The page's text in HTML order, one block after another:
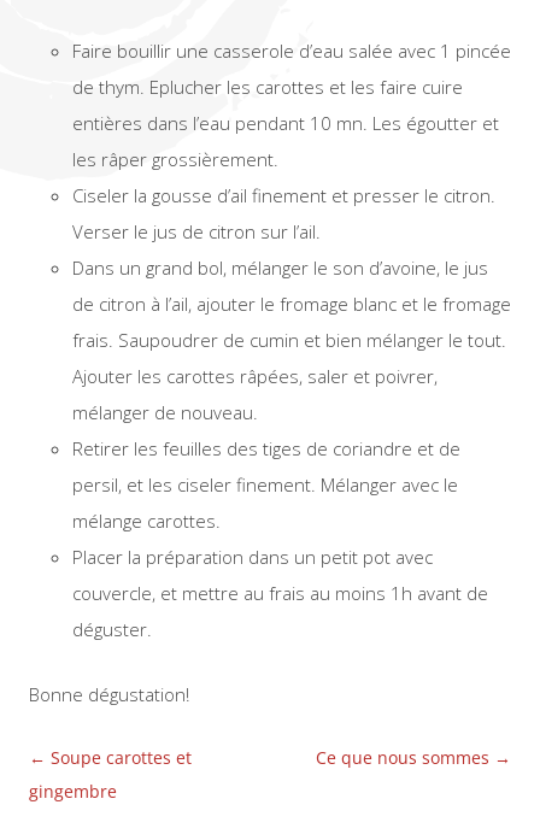
Faire bouillir une casserole d’eau salée avec 1 pincée
de thym. Eplucher les carottes et les faire cuire
entières dans l’eau pendant 10 mn. Les égoutter et
les râper grossièrement.
Ciseler la gousse d’ail finement et presser le citron.
Verser le jus de citron sur l’ail.
Dans un grand bol, mélanger le son d’avoine, le jus
de citron à l’ail, ajouter le fromage blanc et le fromage
frais. Saupoudrer de cumin et bien mélanger le tout.
Ajouter les carottes râpées, saler et poivrer,
mélanger de nouveau.
Retirer les feuilles des tiges de coriandre et de
persil, et les ciseler finement. Mélanger avec le
mélange carottes.
Placer la préparation dans un petit pot avec
couvercle, et mettre au frais au moins 1h avant de
déguster.
Bonne dégustation!
Navigation
des
← Soupe carottes et
gingembre
Ce que nous sommes →